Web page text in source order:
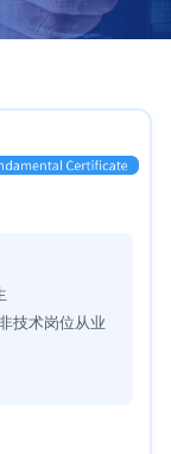
技术岗位从业
等